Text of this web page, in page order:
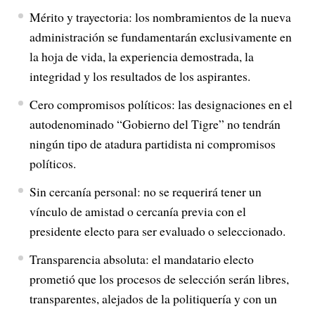
Mérito y trayectoria: los nombramientos de la nueva
administración se fundamentarán exclusivamente en
la hoja de vida, la experiencia demostrada, la
integridad y los resultados de los aspirantes.
Cero compromisos políticos: las designaciones en el
autodenominado “Gobierno del Tigre” no tendrán
ningún tipo de atadura partidista ni compromisos
políticos.
Sin cercanía personal: no se requerirá tener un
vínculo de amistad o cercanía previa con el
presidente electo para ser evaluado o seleccionado.
Transparencia absoluta: el mandatario electo
prometió que los procesos de selección serán libres,
transparentes, alejados de la politiquería y con un